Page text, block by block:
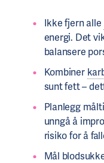
Ikke fjern alle
energi. Det
balansere
Kombiner
sunt fett –
Planlegg
unngå å
risiko for å
Mål